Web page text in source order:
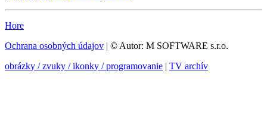
Hore
Ochrana osobných údajov | © Autor: M SOFTWARE s.r.o.
obrázky / zvuky / ikonky / programovanie | TV archív